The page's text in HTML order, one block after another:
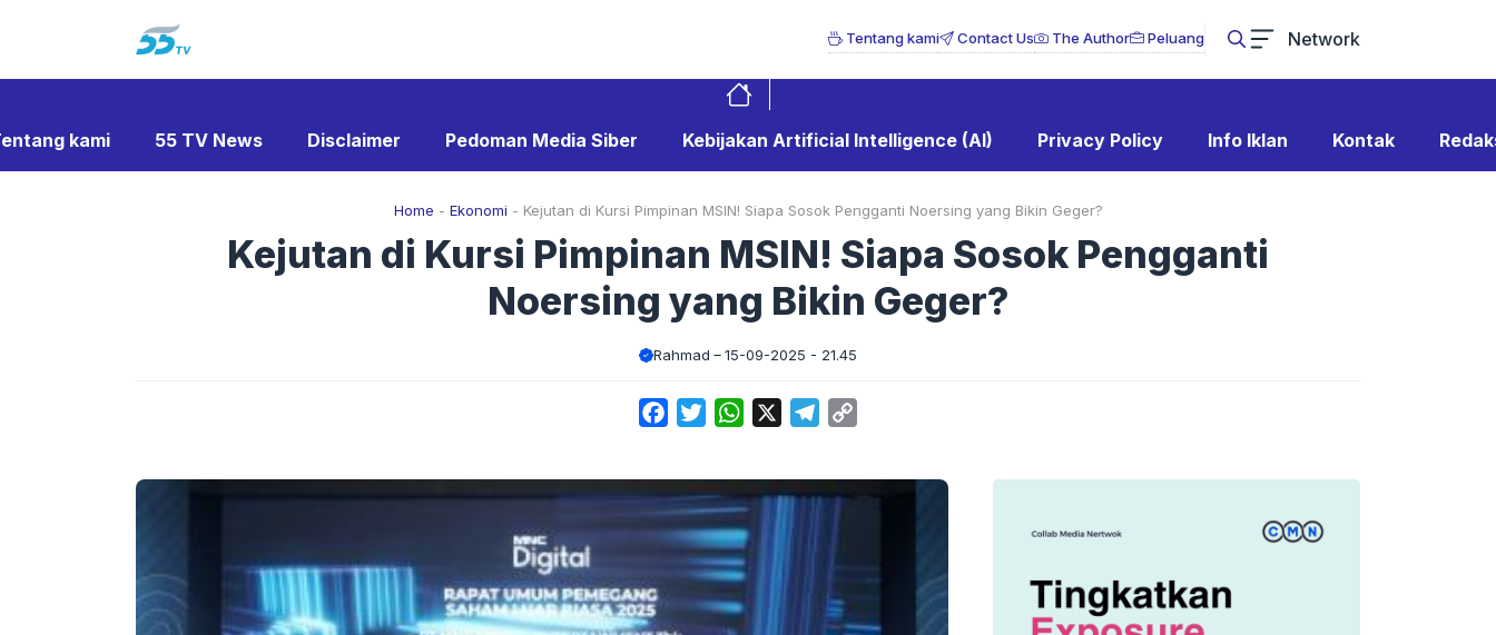
Tentang kami Contact Us The Author Peluang Network
kami 55 TV News Disclaimer Pedoman Media Siber Kebijakan Artificial Intelligence (AI) Privacy Policy Info Iklan Kontak
Home - Ekonomi - Kejutan di Kursi Pimpinan MSIN! Siapa Sosok Pengganti Noersing yang Bikin Geger?
Kejutan di Kursi Pimpinan MSIN! Siapa Sosok Pengganti
Noersing yang Bikin Geger?
Rahmad 15-09-2025 - 21.45
FacebookTwitterWhatsApp Telegram